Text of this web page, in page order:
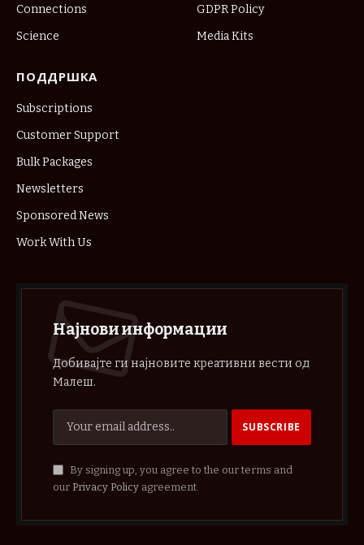
Connections
Science
GDPR Policy
Media Kits
ПОДДРШКА
Subscriptions
Customer Support
Bulk Packages
Newsletters
Sponsored News
Work With Us
Најнови информации
Добивајте ги најновите креативни вести од
Малеш.
By signing up, you agree to the our terms and
our Privacy Policyagreement.